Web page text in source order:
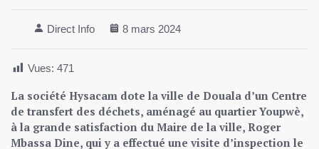
Direct Info 8 mars 2024
Vues: 471
La société Hysacam dote la ville de Douala d’un Centre
de transfert des déchets, aménagé au quartier Youpwè,
à la grande satisfaction du Maire de la ville, Roger
Mbassa Dine, qui y a effectué une visite d’inspection le